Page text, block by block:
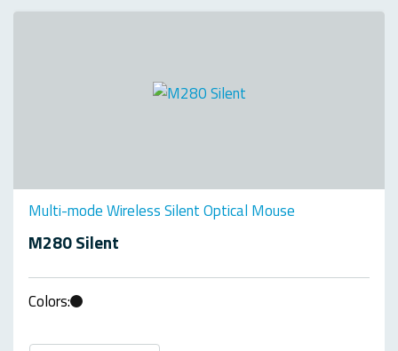
Multi-mode Wireless Silent Optical Mouse
M280 Silent
Colors: